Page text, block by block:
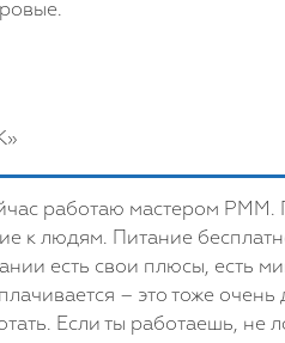
работаю мастером
к людям. Питание
есть свои плюсы, есть
– это тоже
Если ты работаешь,